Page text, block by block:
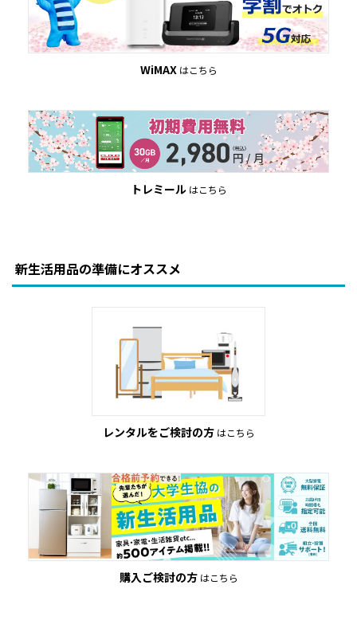
WiMAX はこちら
トレミール はこちら
新生活用品の準備にオススメ
レンタルをご検討の方 はこちら
購入ご検討の方 はこちら